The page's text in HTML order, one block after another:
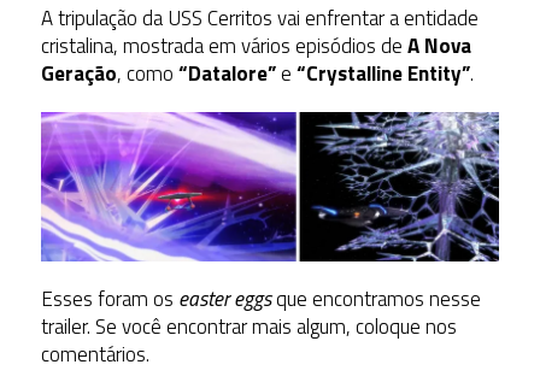
A tripulação da USS Cerritos vai enfrentar a entidade
cristalina, mostrada em vários episódios deA Nova
Geração, como“Datalore”e“Crystalline Entity”.
Esses foram os easter eggsque encontramos nesse
trailer. Se você encontrar mais algum, coloque nos
comentários.